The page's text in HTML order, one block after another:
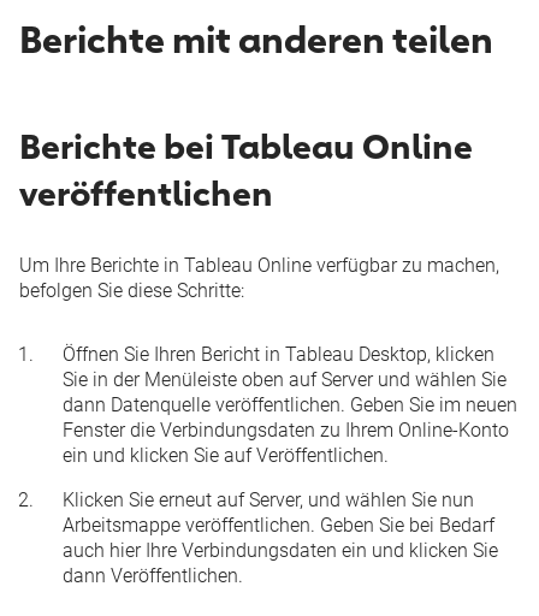
Berichte mit anderen teilen
Berichte bei Tableau Online
veröffentlichen
Um Ihre Berichte in Tableau Online verfügbar zu machen,
befolgen Sie diese Schritte:
Öffnen Sie Ihren Bericht in Tableau Desktop, klicken
Sie in der Menüleiste oben aufServerund wählen Sie
dann Datenquelle veröffentlichen. Geben Sie im neuen
Fenster die Verbindungsdaten zu Ihrem Online-Konto
ein und klicken Sie aufVeröffentlichen.
Klicken Sie erneut aufServer, und wählen Sie nun
Arbeitsmappe veröffentlichen. Geben Sie bei Bedarf
auch hier Ihre Verbindungsdaten ein und klicken Sie
dann Veröffentlichen.